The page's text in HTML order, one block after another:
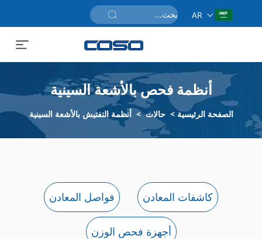
AR
احصل على عرض سعر
أنظمة فحص بالأشعة السينية
الصفحة الرئيسية >حالات>أنظمة التفتيش بالأشعة السينية
كاشفات المعادن فواصل المعادن
أجهزة فحص الوزن